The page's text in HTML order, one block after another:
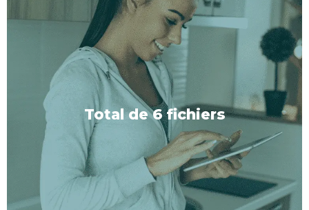
Avec ou sans musique
Chaque type de séance est proposé en deux
versions : l'une avec une musique de fond
soigneusement sélectionnée pour renforcer votre
transe, et l'autre sans, afin que vous puissiez choisir
le cadre qui vous convient le mieux.
Total de 6 fichiers